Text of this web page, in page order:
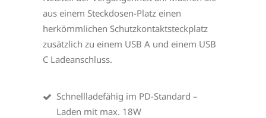
aus einem Steckdosen-Platz einen
herkömmlichen Schutzkontaktsteckplatz
zusätzlich zu einem USB A und einem USB
C Ladeanschluss.
Schnellladefähig im PD-Standard –
Laden mit max. 18W